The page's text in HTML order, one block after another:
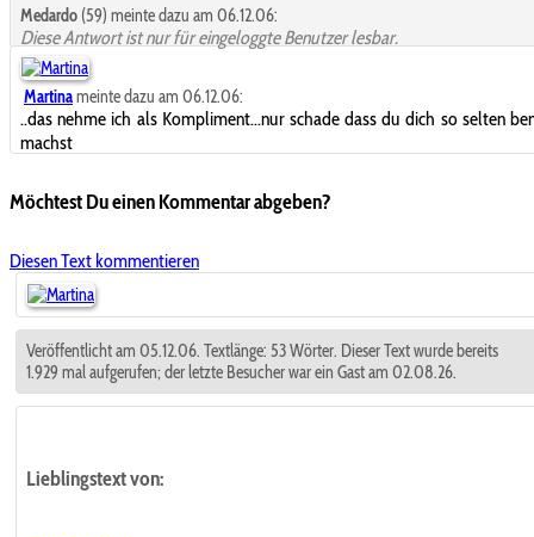
Medardo (59) meinte dazu am 06.12.06:
Diese Antwort ist nur für eingeloggte Benutzer lesbar.
Martinameinte dazu am 06.12.06:
..das nehme ich als Kompliment...nur schade dass du dich so selten
machst
Möchtest Du einen Kommentar abgeben?
Diesen Text kommentieren
Veröffentlicht am 05.12.06. Textlänge: 53 Wörter. Dieser Text wurde bereits
1.929 mal aufgerufen; der letzte Besucher war ein Gast am 02.08.26.
Lieblingstextvon: